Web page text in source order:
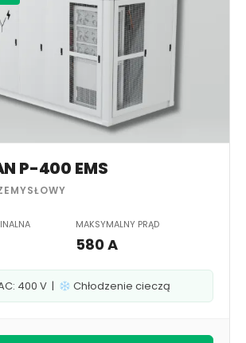
P-400 EMS
MAKSYMALNY PRĄD
580 A
400 V | Chłodzenie cieczą